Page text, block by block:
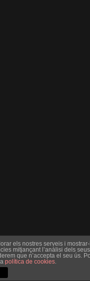
els nostres serveis i
mitjançant l’anàlisi dels seus
que n’accepta el seu ús.
política de cookies.